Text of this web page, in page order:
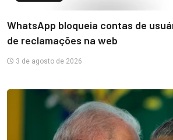
WhatsApp bloqueia contas de
de reclamações na web
3 de agosto de 2026